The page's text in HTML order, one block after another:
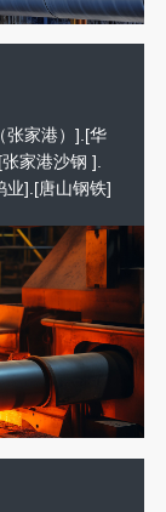
张家港）].[华
家港沙钢 ].
业].[唐山钢铁]